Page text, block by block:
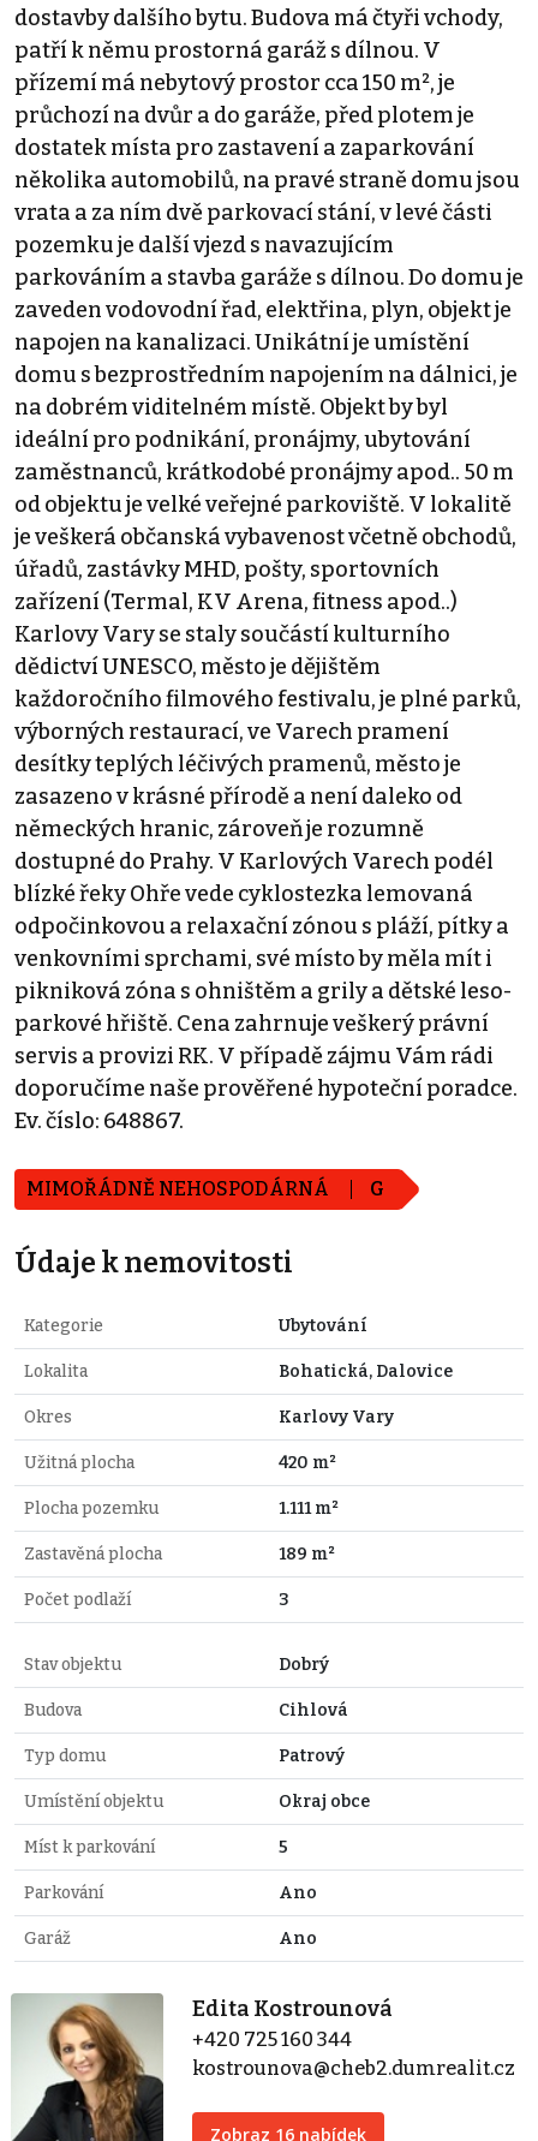
dostavby dalšího bytu. Budova má čtyři vchody,
patří k němu prostorná garáž s dílnou. V
přízemí má nebytový prostor cca 150 m², je
průchozí na dvůr a do garáže, před plotem je
dostatek místa pro zastavení a zaparkování
několika automobilů, na pravé straně domu jsou
vrata a za ním dvě parkovací stání, v levé části
pozemku je další vjezd s navazujícím
parkováním a stavba garáže s dílnou. Do domu je
zaveden vodovodní řad, elektřina, plyn, objekt je
napojen na kanalizaci. Unikátní je umístění
domu s bezprostředním napojením na dálnici, je
na dobrém viditelném místě. Objekt by byl
ideální pro podnikání, pronájmy, ubytování
zaměstnanců, krátkodobé pronájmy apod.. 50 m
od objektu je velké veřejné parkoviště. V lokalitě
je veškerá občanská vybavenost včetně obchodů,
úřadů, zastávky MHD, pošty, sportovních
zařízení (Termal, KV Arena, fitness apod..)
Karlovy Vary se staly součástí kulturního
dědictví UNESCO, město je dějištěm
každoročního filmového festivalu, je plné parků,
výborných restaurací, ve Varech pramení
desítky teplých léčivých pramenů, město je
zasazeno v krásné přírodě a není daleko od
německých hranic, zároveň je rozumně
dostupné do Prahy. V Karlových Varech podél
blízké řeky Ohře vede cyklostezka lemovaná
odpočinkovou a relaxační zónou s pláží, pítky a
venkovními sprchami, své místo by měla mít i
pikniková zóna s ohništěm a grily a dětské leso-
parkové hřiště. Cena zahrnuje veškerý právní
servis a provizi RK. V případě zájmu Vám rádi
doporučíme naše prověřené hypoteční poradce.
Ev. číslo: 648867.
MIMOŘÁDNĚ NEHOSPODÁRNÁ G
Údaje k nemovitosti
Kategorie Ubytování
Lokalita Bohatická, Dalovice
Okres Karlovy Vary
Užitná plocha 420 m²
Plocha pozemku 1.111 m²
Zastavěná plocha 189 m²
Počet podlaží 3
Stav objektu Dobrý
Budova Cihlová
Typ domu Patrový
Umístění objektu Okraj obce
Míst k parkování 5
Parkování Ano
Garáž Ano
Edita Kostrounová
+420 725 160 344
kostrounova@cheb2.dumrealit.cz
Zobraz 16 nabídek